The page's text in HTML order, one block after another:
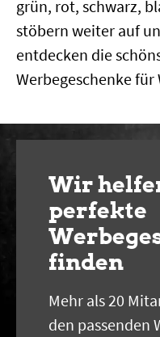
grün, rot, schwarz,
stöbern weiter auf
entdecken die
Werbegeschenke
Wir
perfekte
finden
Mehr als 20
den passenden